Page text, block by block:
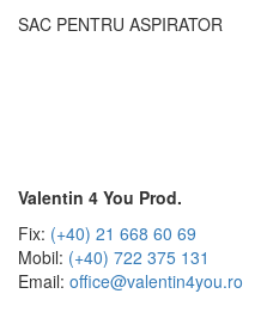
SAC PENTRU ASPIRATOR
Valentin 4 You Prod.
Fix: (+40) 21 668 60 69
Mobil: (+40) 722 375 131
Email: office@valentin4you.ro